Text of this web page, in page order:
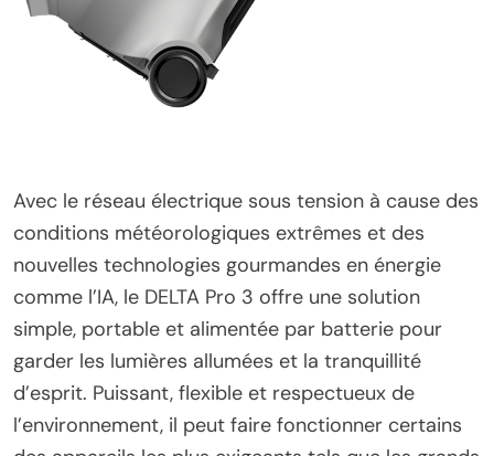
Avec le réseau électrique sous tension à cause des
conditions météorologiques extrêmes et des
nouvelles technologies gourmandes en énergie
comme l’IA, le DELTA Pro 3 offre une solution
simple, portable et alimentée par batterie pour
garder les lumières allumées et la tranquillité
d’esprit. Puissant, flexible et respectueux de
l’environnement, il peut faire fonctionner certains